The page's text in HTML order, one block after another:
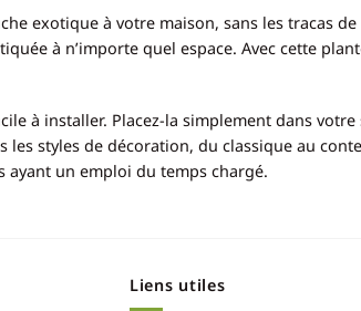
exotique à votre maison, sans les tracas
à n’importe quel espace. Avec cette
à installer. Placez-la simplement dans
styles de décoration, du classique au
ayant un emploi du temps chargé.
Liens utiles